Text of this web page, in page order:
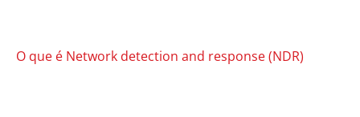
O que é Network detection and response (NDR)